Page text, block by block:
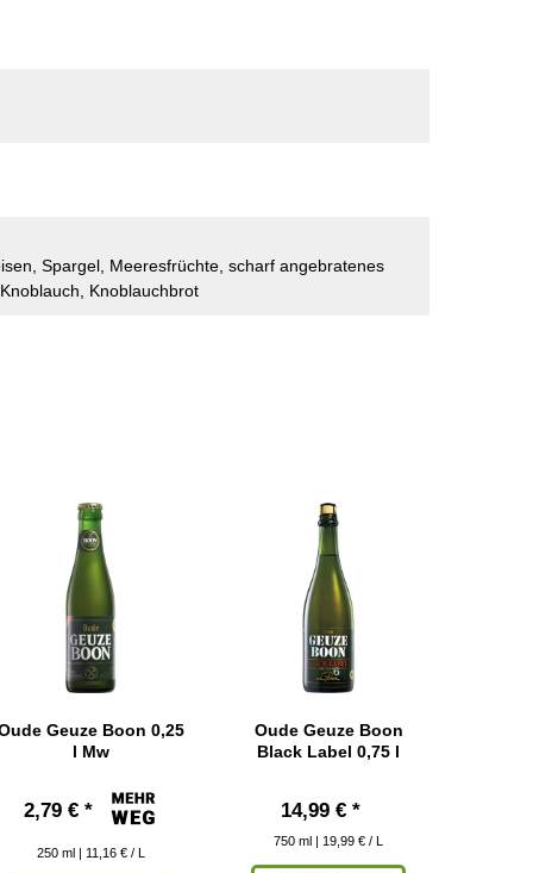
Spargel, Meeresfrüchte, scharf angebratenes
Knoblauchbrot
Geuze Boon 0,25
l Mw
2,79 € *
250 ml | 11,16 € / L
Oude Geuze Boon
Black Label 0,75 l
14,99 € *
750 ml | 19,99 € / L